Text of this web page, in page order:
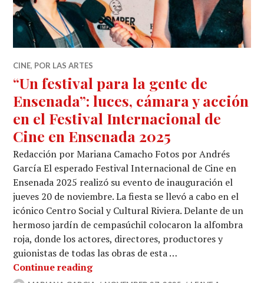
CINE, POR LAS ARTES
“Un festival para la gente de
Ensenada”: luces, cámara y acción
en el Festival Internacional de
Cine en Ensenada 2025
Redacción por Mariana Camacho Fotos por Andrés
García El esperado Festival Internacional de Cine en
Ensenada 2025 realizó su evento de inauguración el
jueves 20 de noviembre. La fiesta se llevó a cabo en el
icónico Centro Social y Cultural Riviera. Delante de un
hermoso jardín de cempasúchil colocaron la alfombra
roja, donde los actores, directores, productores y
guionistas de todas las obras de esta …
Continue reading“Un festival para la gente de